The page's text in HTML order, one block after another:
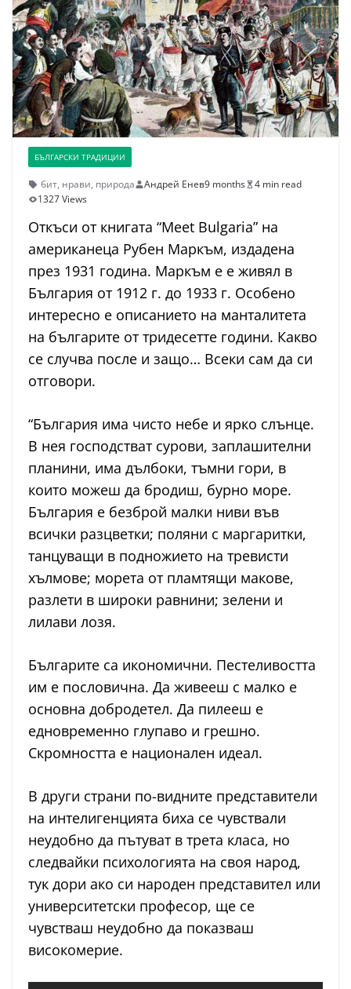
БЪЛГАРСКИ ТРАДИЦИИ
бит, нрави, природа Андрей Енев9 months
4 min read
1327 Views
Откъси от книгата “Meet Bulgaria” на
американеца Рубен Маркъм, издадена
през 1931 година. Маркъм е е живял в
България от 1912 г. до 1933 г. Особено
интересно е описанието на манталитета
на българите от тридесетте години. Какво
се случва после и защо… Всеки сам да си
отговори.
“България има чисто небе и ярко слънце.
В нея господстват сурови, заплашителни
планини, има дълбоки, тъмни гори, в
които можеш да бродиш, бурно море.
България е безброй малки ниви във
всички разцветки; поляни с маргаритки,
танцуващи в подножието на тревисти
хълмове; морета от пламтящи макове,
разлети в широки равнини; зелени и
лилави лозя.
Българите са икономични. Пестеливостта
им е пословична. Да живееш с малко е
основна добродетел. Да пилееш е
едновременно глупаво и грешно.
Скромността е национален идеал.
В други страни по-видните представители
на интелигенцията биха се чувствали
неудобно да пътуват в трета класа, но
следвайки психологията на своя народ,
тук дори ако си народен представител или
университетски професор, ще се
чувстваш неудобно да показваш
високомерие.